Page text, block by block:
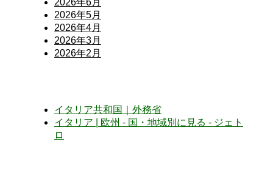
2026年6月
2026年5月
2026年4月
2026年3月
2026年2月
イタリア共和国｜外務省
イタリア | 欧州 - 国・地域別に見る - ジェト
ロ